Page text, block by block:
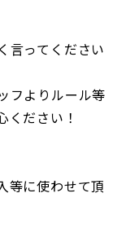
言ってください
フよりルール等
ください！
等に使わせて頂